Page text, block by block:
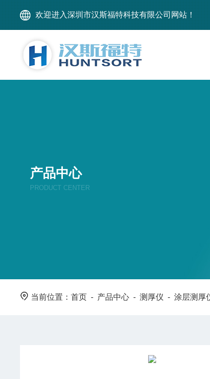
欢迎进入深圳市汉斯福特科技有限公司网站！
产品中心
PRODUCT CENTER
当前位置：首页 - 产品中心 -测厚仪 -涂层测厚